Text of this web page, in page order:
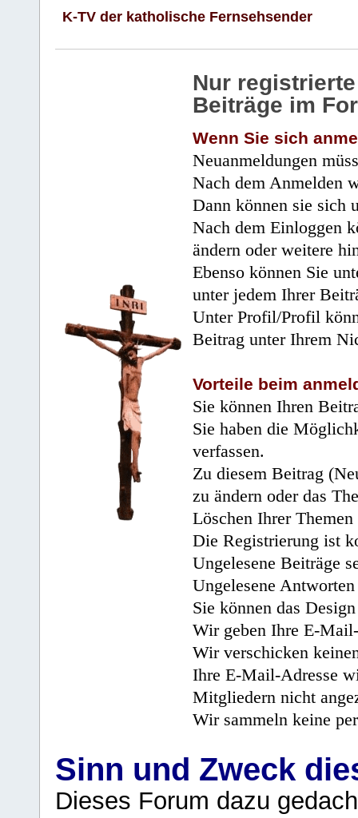
K-TV der katholische Fernsehsender
Nur
Beiträge im
Wenn Sie sich
Neuanmeldungen
Nach dem Anmelden
Dann können sie sich
Nach dem Einloggen
ändern oder weitere
Ebenso können Sie
unter jedem Ihrer
Unter Profil/Profil
Beitrag unter Ihrem
Vorteile beim
Sie können Ihren
Sie haben die
verfassen.
Zu diesem Beitrag
zu ändern oder das
Löschen Ihrer
Die Registrierung ist
Ungelesene Beiträge
Ungelesene
Sie können das
Wir geben Ihre E-
Wir verschicken
Ihre E-Mail-Adresse
Mitgliedern nicht
Wir sammeln keine
Sinn und Zweck
Dieses Forum dazu